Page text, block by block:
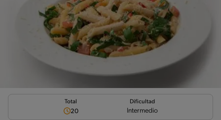
Total
20
Dificultad
Intermedio